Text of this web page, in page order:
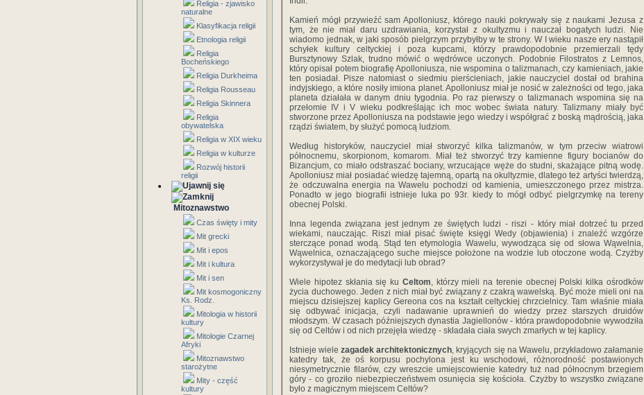
Religia - zjawisko
naturalne
Klasyfikacja religii
Etnologia religii
Religia
Bocheńskiego
Religia Durkheima
Religia Rousseau
Religia Skinnera
Religia
obywatelska
Religia w XIX wieku
Religia w kulturze
Rozwój historii
religii
Mitoznawstwo
Czas święty i mity
Mit grecki
Mit i epos
Mit i kultura
Mit i sen
Mit kosmogoniczny
Ks. Rodz.
Mitologia w historii
kultury
Mitologie Czarnej
Afryki
Mitoznawstwo
starożytne
Mity - część
kultury
Kamień mógł przywieźć sam Apolloniusz, którego nauki pokrywały się z naukami Jezusa z
tym, że nie miał daru uzdrawiania, korzystał z okultyzmu i nauczał bogatych ludzi. Nie
wiadomo jednak, w jaki sposób pielgrzym przybyłby w te strony. W I wieku nasze ery nastąpił
schyłek kultury celtyckiej i poza kupcami, którzy prawdopodobnie przemierzali tędy
Bursztynowy Szlak, trudno mówić o wędrówce uczonych. Podobnie Filostratos z Lemnos,
który opisał potem biografię Apolloniusza, nie wspomina o talizmanach, czy kamieniach, jakie
ten posiadał. Pisze natomiast o siedmiu pierścieniach, jakie nauczyciel dostał od brahina
indyjskiego, a które nosiły imiona planet. Apolloniusz miał je nosić w zależności od tego, jaka
planeta działała w danym dniu tygodnia. Po raz pierwszy o talizmanach wspomina się na
przełomie IV i V wieku podkreślając ich moc wobec świata natury. Talizmany miały być
stworzone przez Apolloniusza na podstawie jego wiedzy i współgrać z boską mądrością, jaka
rządzi światem, by służyć pomocą ludziom.
Według historyków, nauczyciel miał stworzyć kilka talizmanów, w tym przeciw wiatrowi
północnemu, skorpionom, komarom. Miał też stworzyć trzy kamienne figury bocianów do
Bizancjum, co miało odstraszać bociany, wrzucające węże do studni, skażające pitną wodę.
Apolloniusz miał posiadać wiedzę tajemną, opartą na okultyzmie, dlatego też artyści twierdzą,
że odczuwalna energia na Wawelu pochodzi od kamienia, umieszczonego przez mistrza.
Ponadto w jego biografii istnieje luka po 93r. kiedy to mógł odbyć pielgrzymkę na tereny
obecnej Polski.
Inna legenda związana jest jednym ze świętych ludzi - riszi - który miał dotrzeć tu przed
wiekami, nauczając. Riszi miał pisać święte księgi Wedy (objawienia) i znaleźć wzgórze
sterczące ponad wodą. Stąd ten etymologia Wawelu, wywodząca się od słowa Wąwelnia,
Wąwelnica, oznaczającego suche miejsce położone na wodzie lub otoczone wodą. Czyżby
wykorzystywał je do medytacji lub obrad?
Wiele hipotez skłania się ku Celtom, którzy mieli na terenie obecnej Polski kilka ośrodków
życia duchowego. Jeden z nich miał być związany z czakrą wawelską. Być może mieli oni na
miejscu dzisiejszej kaplicy Gereona cos na kształt celtyckiej chrzcielnicy. Tam właśnie miała
się odbywać inicjacja, czyli nadawanie uprawnień do wiedzy przez starszych druidów
młodszym. W czasach późniejszych dynastia Jagiellonów - która prawdopodobnie wywodziła
się od Celtów i od nich przejęła wiedzę - składała ciała swych zmarłych w tej kaplicy.
Istnieje wielezagadek architektonicznych, kryjących się na Wawelu, przykładowo załamanie
katedry tak, że oś korpusu pochylona jest ku wschodowi, różnorodność postawionych
niesymetrycznie filarów, czy wreszcie umiejscowienie katedry tuż nad północnym brzegiem
góry - co groziło niebezpieczeństwem osunięcia się kościoła. Czyżby to wszystko związane
było z magicznym miejscem Celtów?